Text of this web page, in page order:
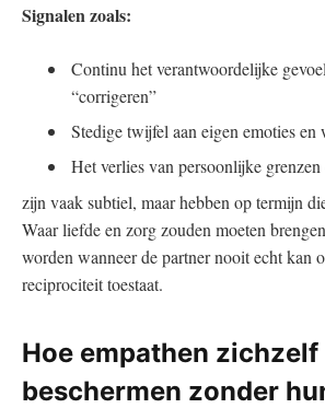
Signalen zoals:
Continu het verantwoordelijke
“corrigeren”
Stedige twijfel aan eigen emoties en
Het verlies van persoonlijke
zijn vaak subtiel, maar hebben op termijn
Waar liefde en zorg zouden moeten
worden wanneer de partner nooit echt kan
reciprociteit toestaat.
Hoe empathen
beschermen zonder